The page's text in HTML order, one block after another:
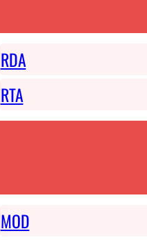
RDA
RTA
MOD